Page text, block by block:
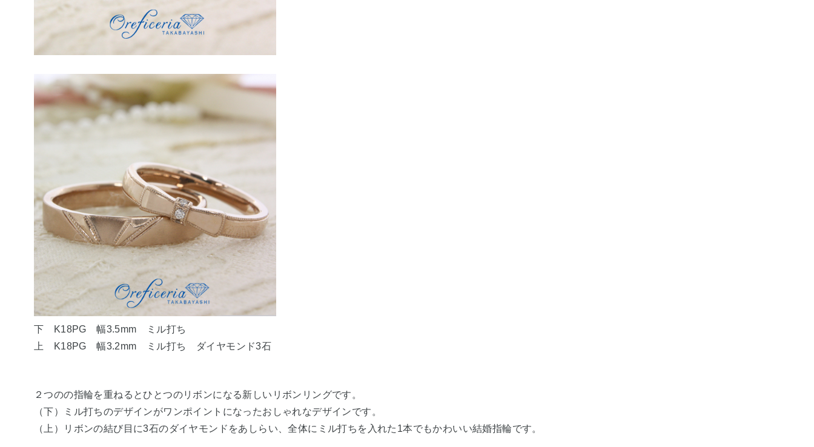
下 K18PG 幅3.5mm ミル打ち
上 K18PG 幅3.2mm ミル打ち ダイヤモンド3石
２つのの指輪を重ねるとひとつのリボンになる新しいリボンリングです。
（下）ミル打ちのデザインがワンポイントになったおしゃれなデザインです。
（上）リボンの結び目に3石のダイヤモンドをあしらい、全体にミル打ちを入れた1本でもかわいい結婚指輪です。